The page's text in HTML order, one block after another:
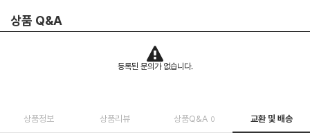
상품 Q&A
등록된 문의가 없습니다.
상품정보 상품리뷰 상품Q&A 0 교환 및 배송